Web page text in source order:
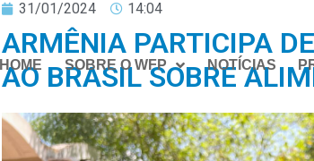
HOME SOBRE O WFP NOTÍCIAS
31/01/2024 14:04
ARMÊNIA PARTICIPA
AO BRASIL SOBRE